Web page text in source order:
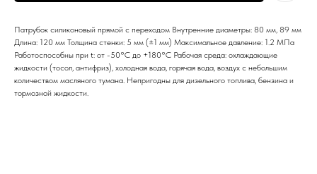
Патрубок силиконовый прямой с переходом Внутренние диаметры: 80 мм, 89 мм
Длина: 120 мм Толщина стенки: 5 мм (±1 мм) Максимальное давление: 1.2 МПа
Работоспособны при t: от -50°С до +180°С Рабочая среда: охлаждающие
жидкости (тосол, антифриз), холодная вода, горячая вода, воздух с небольшим
количеством масляного тумана. Непригодны для дизельного топлива, бензина и
тормозной жидкости.